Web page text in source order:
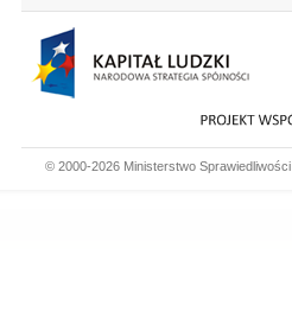
© 2000-2026 Ministerstwo Sprawiedliwości